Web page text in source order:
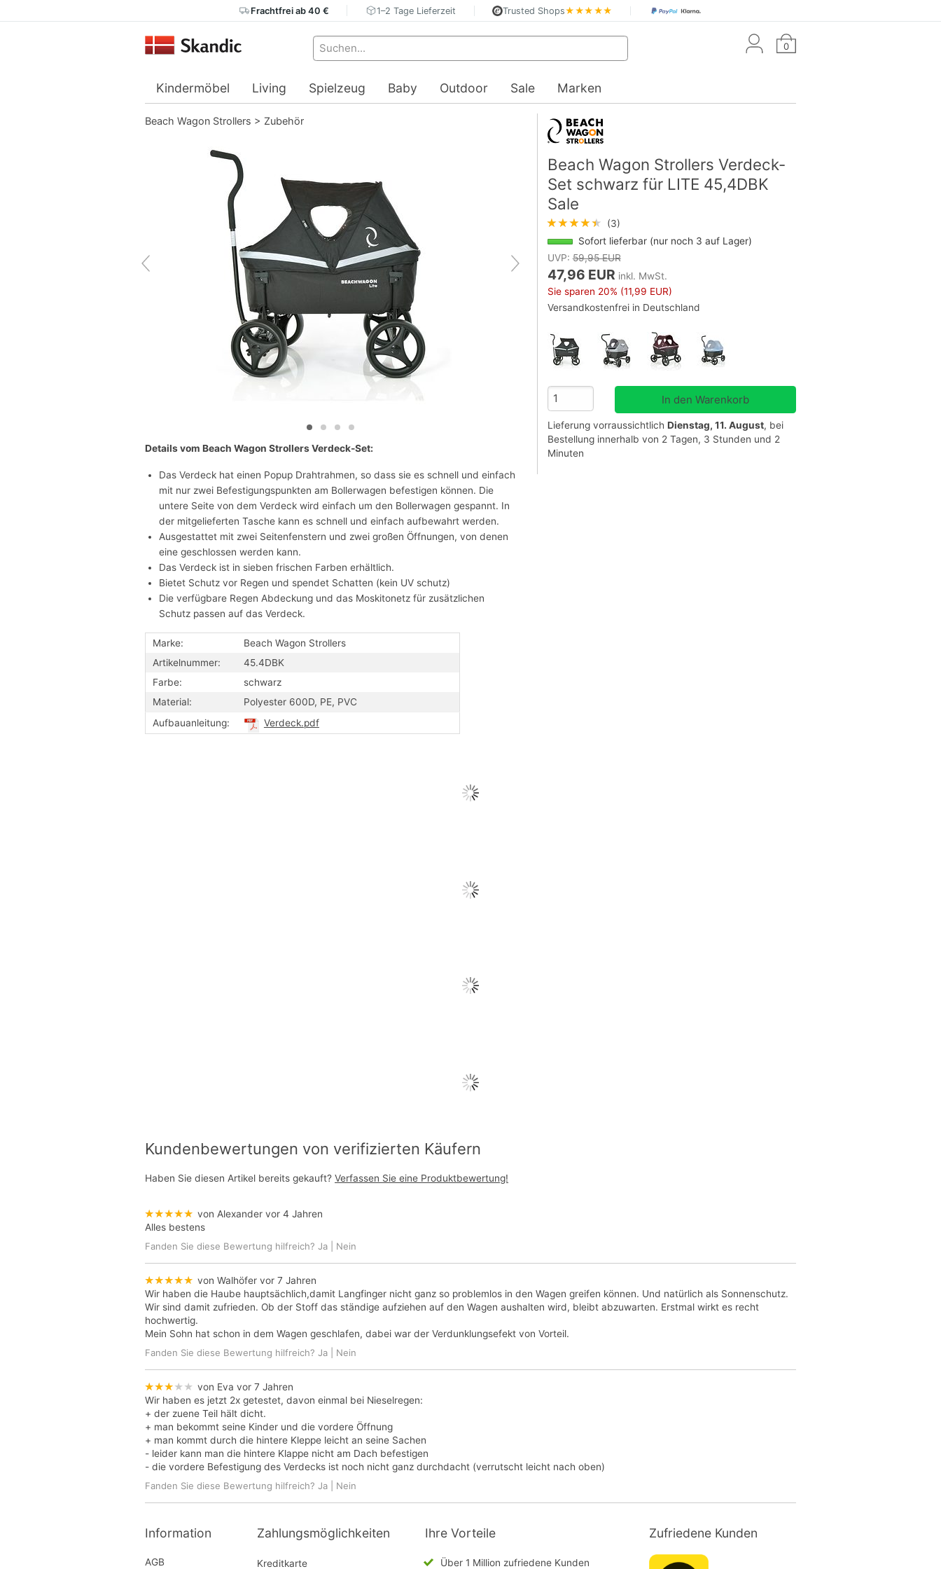
Frachtfrei ab 40 € 1–2 Tage Lieferzeit Trusted Shops★★★★★
0
Kindermöbel Living Spielzeug Baby Outdoor Sale Marken
Beach Wagon Strollers > Zubehör
Beach Wagon Strollers Verdeck-
Set schwarz für LITE 45,4DBK
Sale
★★★★★
(3)
Sofort lieferbar (nur noch 3 auf Lager)
UVP:59,95 EUR
47,96 EUR inkl. MwSt.
Sie sparen 20% (11,99 EUR)
Versandkostenfrei in Deutschland
Lieferung vorraussichtlich Dienstag, 11. August, bei
Bestellung innerhalb von 2 Tagen, 3 Stunden und 2
Minuten
Details vom Beach Wagon Strollers Verdeck-Set:
Das Verdeck hat einen Popup Drahtrahmen, so dass sie es schnell und einfach
mit nur zwei Befestigungspunkten am Bollerwagen befestigen können. Die
untere Seite von dem Verdeck wird einfach um den Bollerwagen gespannt. In
der mitgelieferten Tasche kann es schnell und einfach aufbewahrt werden.
Ausgestattet mit zwei Seitenfenstern und zwei großen Öffnungen, von denen
eine geschlossen werden kann.
Das Verdeck ist in sieben frischen Farben erhältlich.
Bietet Schutz vor Regen und spendet Schatten (kein UV schutz)
Die verfügbare Regen Abdeckung und das Moskitonetz für zusätzlichen
Schutz passen auf das Verdeck.
Marke:
Beach Wagon Strollers
Artikelnummer:
45.4DBK
Farbe:
schwarz
Material:
Polyester 600D, PE, PVC
Aufbauanleitung:
Verdeck.pdf
Kundenbewertungen von verifizierten Käufern
Haben Sie diesen Artikel bereits gekauft? Verfassen Sie eine Produktbewertung!
★★★★★ von Alexander vor 4 Jahren
Alles bestens
Fanden Sie diese Bewertung hilfreich? Ja Nein
★★★★★ von Walhöfer vor 7 Jahren
Wir haben die Haube hauptsächlich,damit Langfinger nicht ganz so problemlos in den Wagen greifen können. Und natürlich als Sonnenschutz.
Wir sind damit zufrieden. Ob der Stoff das ständige aufziehen auf den Wagen aushalten wird, bleibt abzuwarten. Erstmal wirkt es recht
hochwertig.
Mein Sohn hat schon in dem Wagen geschlafen, dabei war der Verdunklungsefekt von Vorteil.
Fanden Sie diese Bewertung hilfreich? Ja Nein
★★★★★ von Eva vor 7 Jahren
Wir haben es jetzt 2x getestet, davon einmal bei Nieselregen:
+ der zuene Teil hält dicht.
+ man bekommt seine Kinder und die vordere Öffnung
+ man kommt durch die hintere Kleppe leicht an seine Sachen
- leider kann man die hintere Klappe nicht am Dach befestigen
- die vordere Befestigung des Verdecks ist noch nicht ganz durchdacht (verrutscht leicht nach oben)
Fanden Sie diese Bewertung hilfreich? Ja Nein
Information
AGB
Zahlungsmöglichkeiten
Kreditkarte
Ihre Vorteile
Über 1 Million zufriedene Kunden
Zufriedene Kunden